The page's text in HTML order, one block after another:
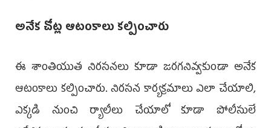
అనేక చోట్ల ఆటంకాలు కల్పించారు
ఈ శాంతియుత నిరసనలు కూడా జరగనివ్వకుండా అనేక
ఆటంకాలు కల్పించారు. నిరసన కార్యక్రమాలు ఎలా చేయాలి,
ఎక్కడి నుంచి ర్యాలీలు చేయాలో కూడా పోలీసులే